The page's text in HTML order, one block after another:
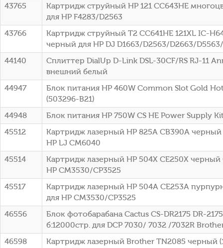
43765
Картридж струйный HP 121 CC643HE
для HP F4283/D2563
43766
Картридж струйный T2 CC641HE 121XL IC-
черный для HP DJ D1663/D2563/D2663/
44140
Сплиттер DialUp D-Link DSL-30CF/RS RJ-11
внешний белый
44947
Блок питания HP 460W Common Slot Gold
(503296-B21)
44948
Блок питания HP 750W CS HE Power Supply
45512
Картридж лазерный HP 825A CB390A черный
HP LJ CM6040
45514
Картридж лазерный HP 504X CE250X черный
HP CM3530/CP3525
45517
Картридж лазерный HP 504A CE253A
для HP CM3530/CP3525
46556
Блок фотобарабана Cactus CS-DR2175 DR-
б:12000стр. для DCP 7030/ 7032 /7032R
46598
Картридж лазерный Brother TN2085 черный